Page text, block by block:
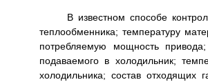
В известном способе
теплообменника; температуру
потребляемую мощность
подаваемого в холодильник;
холодильника; состав отходящих